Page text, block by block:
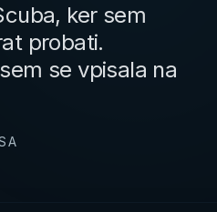
ker sem
probati.
se vpisala na